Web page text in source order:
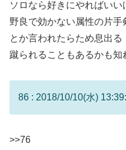
ソロなら好きにやればいい
野良で効かない属性の片手
とか言われたらため息出る
蹴られることもあるかも知
86 : 2018/10/10(水)
>>76